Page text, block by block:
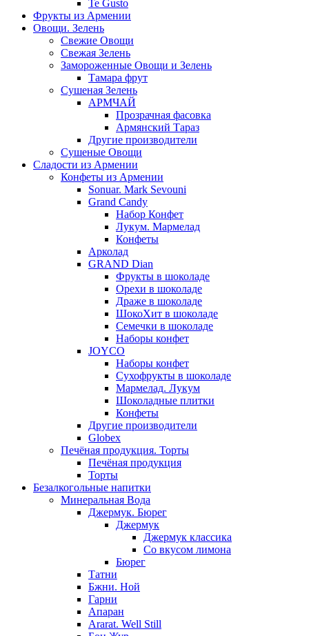
Te Gusto
Фрукты из Армении
Овощи. Зелень
Свежие Овощи
Свежая Зелень
Замороженные Овощи и Зелень
Тамара фрут
Сушеная Зелень
АРМЧАЙ
Прозрачная фасовка
Армянский Тараз
Другие производители
Сушеные Овощи
Сладости из Армении
Конфеты из Армении
Sonuar. Mark Sevouni
Grand Candy
Набор Конфет
Лукум. Мармелад
Конфеты
Арколад
GRAND Dian
Фрукты в шоколаде
Орехи в шоколаде
Драже в шоколаде
ШокоХит в шоколаде
Семечки в шоколаде
Наборы конфет
JOYCO
Наборы конфет
Сухофрукты в шоколаде
Мармелад. Лукум
Шоколадные плитки
Конфеты
Другие производители
Globex
Печёная продукция. Торты
Печёная продукция
Торты
Безалкогольные напитки
Минеральная Вода
Джермук. Бюрег
Джермук
Джермук классика
Со вкусом лимона
Бюрег
Татни
Бжни. Ной
Гарни
Апаран
Ararat. Well Still